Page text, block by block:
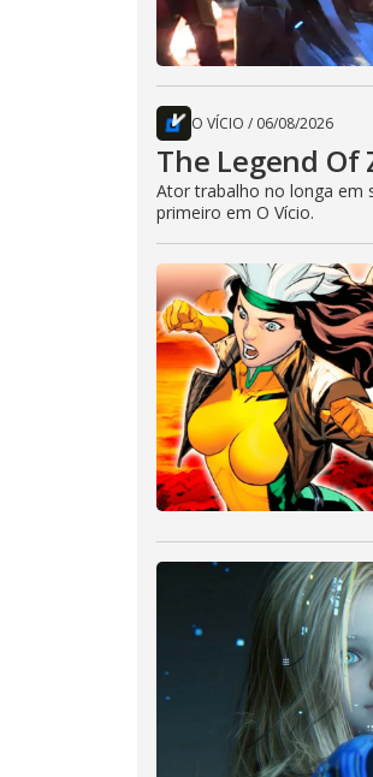
O VÍCIO / 06/08/2026
The Legend
Ator trabalho no longa em
primeiro em O Vício.